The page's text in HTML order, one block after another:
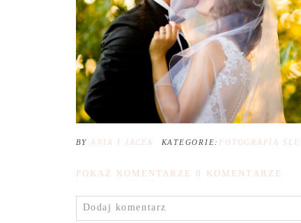
BY ANIA I JACEK KATEGORIE: FOTOGRAFIA
POKAŻ KOMENTARZE 0 KOMENTARZE
Dodaj komentarz